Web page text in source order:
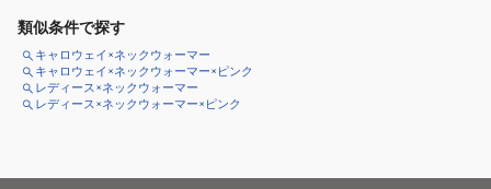
類似条件で探す
キャロウェイ×ネックウォーマー
キャロウェイ×ネックウォーマー×ピンク
レディース×ネックウォーマー
レディース×ネックウォーマー×ピンク